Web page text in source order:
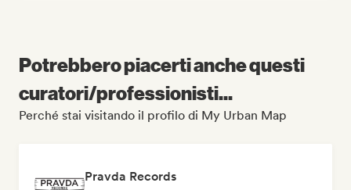
Potrebbero piacerti anche questi
curatori/professionisti...
Perché stai visitando il profilo di My Urban Map
Pravda Records